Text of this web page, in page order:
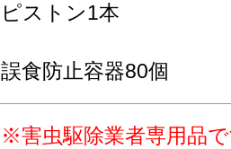
ピストン1本
誤食防止容器80個
※害虫駆除業者専用品